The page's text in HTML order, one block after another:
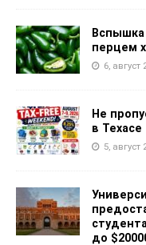
Вспышка
перцем
6, август
Не
в Техасе
5, август
до